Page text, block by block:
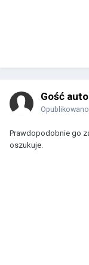
Gość
Opublikowano
Prawdopodobnie go
oszukuje.